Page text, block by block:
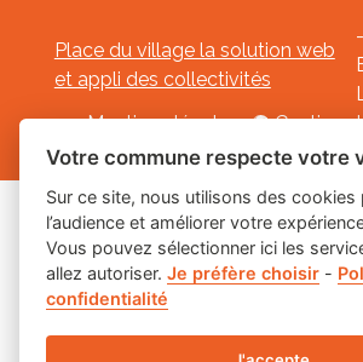
Place du village la solution web
et appli des collectivités
Mentions légales- Gestion
Les labels
Votre commune respecte votre
Sur ce site, nous utilisons des cookies
l’audience et améliorer votre
Vous pouvez sélectionner ici les
allez autoriser.Je préfère choisir -
confidentialité